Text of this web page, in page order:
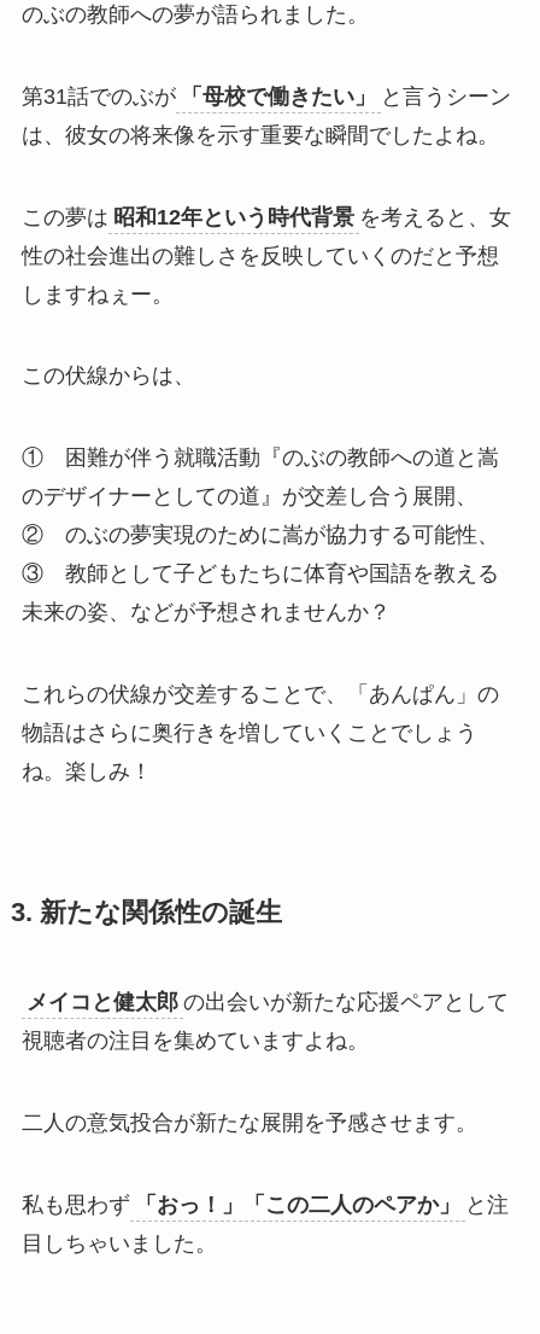
のぶの教師への夢が語られました。
第31話でのぶが 「母校で働きたい」
と言うシーン
は、彼女の将来像を示す重要な瞬間でしたよね。
この夢は 昭和12年という時代背景 を考えると、女
性の社会進出の難しさを反映していくのだと予想
しますねぇー。
この伏線からは、
① 困難が伴う就職活動『のぶの教師への道と嵩
のデザイナーとしての道』が交差し合う展開、
② のぶの夢実現のために嵩が協力する可能性、
③ 教師として子どもたちに体育や国語を教える
未来の姿、などが予想されませんか？
これらの伏線が交差することで、「あんぱん」の
物語はさらに奥行きを増していくことでしょう
ね。楽しみ！
3. 新たな関係性の誕生
メイコと健太郎 の出会いが新たな応援ペアとして
視聴者の注目を集めていますよね。
二人の意気投合が新たな展開を予感させます。
私も思わず 「おっ！」「この二人のペアか」
と注
目しちゃいました。